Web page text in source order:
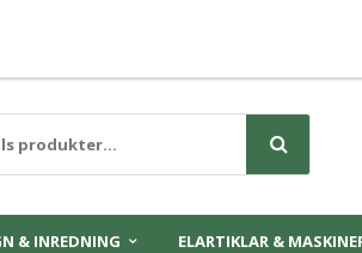
& INREDNING ELARTIKLAR &